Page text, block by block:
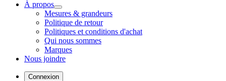
À propos
Mesures & grandeurs
Politique de retour
Politiques et conditions d'achat
Qui nous sommes
Marques
Nous joindre
Connexion